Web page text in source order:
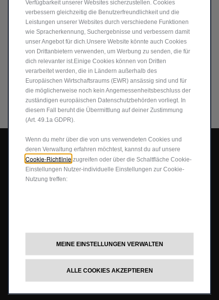
dem «Customer First Award for Excellence»
ausgezeichnet sind.
MEHR ERFAHREN
MODELLE
Avenger e-Hybrid
Neuer Compass Elektro
Neuer Compass Plug-In-Hybrid
Verfügbarkeit unserer Websites sicherzustellen. Cookies
verbessern gleichzeitig die Benutzerfreundlichkeit und die
Leistungen unserer Websites durch verschiedene Funktionen
wie Spracherkennung, Suchergebnisse und verbessern damit
unser Angebot für dich.Unsere Website könnte auch Cookies
von Drittanbietern verwenden, um Werbung zu senden, die für
dich relevanter ist.Einige Cookies können von Dritten
verarbeitet werden, die in Ländern außerhalb des
Europäischen Wirtschaftsraums (EWR) ansässig sind und für
die möglicherweise noch kein Angemessenheitsbeschluss der
zuständigen europäischen Datenschutzbehörden vorliegt. In
diesem Fall beruht die Übermittlung auf deiner Zustimmung
(Art. 49.1a GDPR).
Wenn du mehr über die von uns verwendeten Cookies und
deren Verwaltung erfahren möchtest, kannst du auf unsere
Cookie-Richtlinie zugreifen oder über die Schaltfläche Cookie-
Einstellungen Nutzer-individuelle Einstellungen zur Cookie-
Nutzung treffen:
MEINE EINSTELLUNGEN VERWALTEN
ALLE COOKIES AKZEPTIEREN